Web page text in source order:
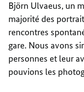
Björn Ulvaeus, un
majorité des
rencontres
gare. Nous avons
personnes et leur
pouvions les